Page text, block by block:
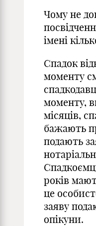
Чому не
імені
Спадок
моменту
моменту,
місяців,
бажають
подають
років
це
заяву
опікуни.